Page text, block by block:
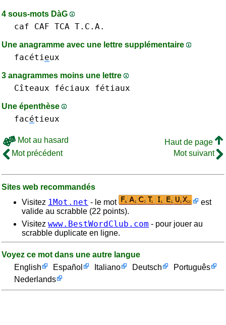
4 sous-mots DàG
caf CAF TCA T.C.A.
Une anagramme avec une lettre supplémentaire
facétieux
3 anagrammes moins une lettre
Cîteaux féciaux fétiaux
Une épenthèse
facétieux
Mot au hasard
Haut de page
Mot précédent
Mot suivant
Sites web recommandés
Visitez 1Mot.net - le mot
est
valide au scrabble (22 points).
Visitez www.BestWordClub.com - pour jouer au
scrabble duplicate en ligne.
Voyez ce mot dans une autre langue
English
Español Italiano Deutsch
Português
Nederlands